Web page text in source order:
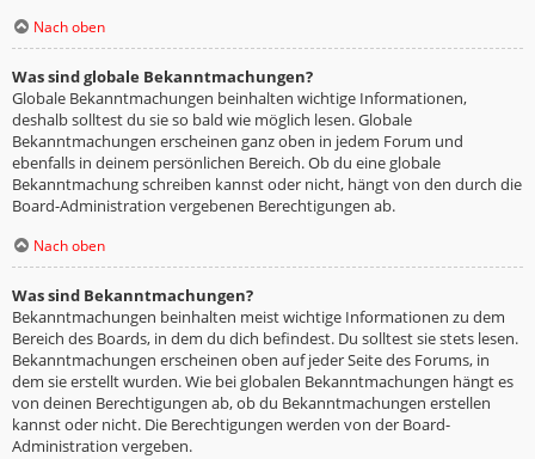
Nach oben
Was sind globale Bekanntmachungen?
Globale Bekanntmachungen beinhalten wichtige Informationen,
deshalb solltest du sie so bald wie möglich lesen. Globale
Bekanntmachungen erscheinen ganz oben in jedem Forum und
ebenfalls in deinem persönlichen Bereich. Ob du eine globale
Bekanntmachung schreiben kannst oder nicht, hängt von den durch die
Board-Administration vergebenen Berechtigungen ab.
Nach oben
Was sind Bekanntmachungen?
Bekanntmachungen beinhalten meist wichtige Informationen zu dem
Bereich des Boards, in dem du dich befindest. Du solltest sie stets lesen.
Bekanntmachungen erscheinen oben auf jeder Seite des Forums, in
dem sie erstellt wurden. Wie bei globalen Bekanntmachungen hängt es
von deinen Berechtigungen ab, ob du Bekanntmachungen erstellen
kannst oder nicht. Die Berechtigungen werden von der Board-
Administration vergeben.